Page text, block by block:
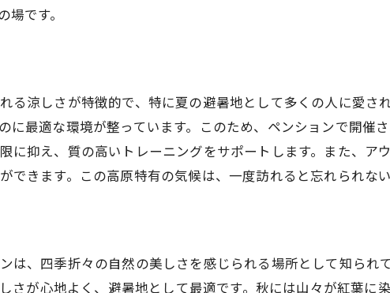
自然の中でのリラクゼーション
です。
る涼しさが特徴的で、特に夏の避暑地として多くの人に愛さ
に最適な環境が整っています。このため、ペンションで開催
に抑え、質の高いトレーニングをサポートします。また、ア
できます。この高原特有の気候は、一度訪れると忘れられな
は、四季折々の自然の美しさを感じられる場所として知られ
さが心地よく、避暑地として最適です。秋には山々が紅葉に